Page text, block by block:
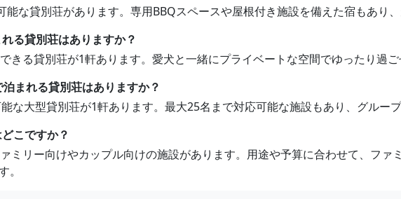
な貸別荘があります。専用BBQスペースや屋根付き施設を備えた宿もあり、
る貸別荘はありますか？
きる貸別荘が1軒あります。愛犬と一緒にプライベートな空間でゆったり過ご
まれる貸別荘はありますか？
な大型貸別荘が1軒あります。最大25名まで対応可能な施設もあり、グルー
こですか？
ミリー向けやカップル向けの施設があります。用途や予算に合わせて、ファ